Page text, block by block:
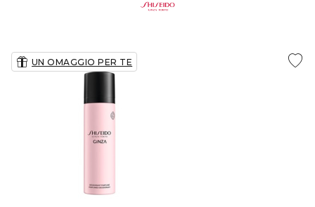
UN OMAGGIO PER TE